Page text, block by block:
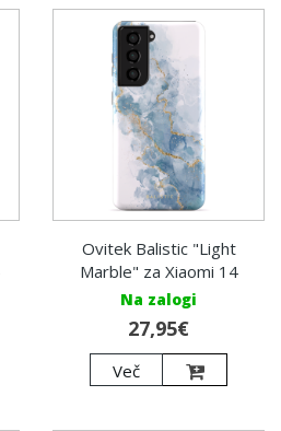
Ovitek Balistic "Light
Marble" za Xiaomi 14
Na zalogi
27,95€
Več